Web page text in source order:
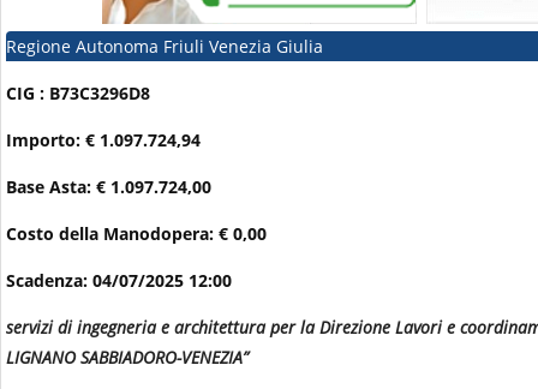
Regione Autonoma Friuli Venezia Giulia
CIG : B73C3296D8
Importo: € 1.097.724,94
Base Asta: € 1.097.724,00
Costo della Manodopera: € 0,00
Scadenza: 04/07/2025 12:00
servizi di ingegneria e architettura per la Direzione Lavori e
LIGNANO SABBIADORO-VENEZIA”